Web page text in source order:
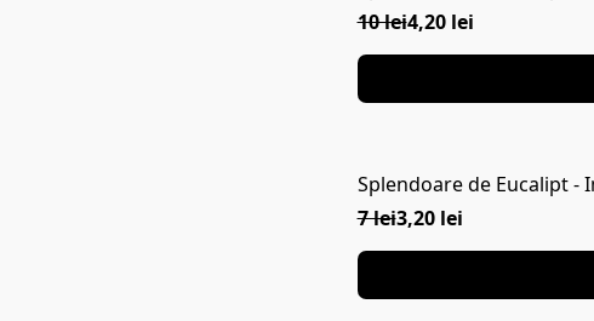
10 lei4,20 lei
Splendoare de Eucalipt -
7 lei3,20 lei